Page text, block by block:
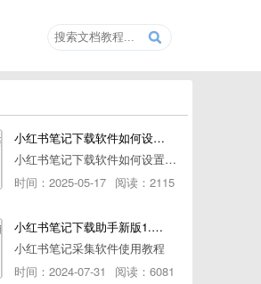
小红书笔记下载软件如何设置浏览器路径
小红书笔记下载软件如何设置浏览器路径
时间：2025-05-17 阅读：2115
小红书笔记下载助手新版1.1.7版本使用教程
小红书笔记采集软件使用教程
时间：2024-07-31
阅读：6081